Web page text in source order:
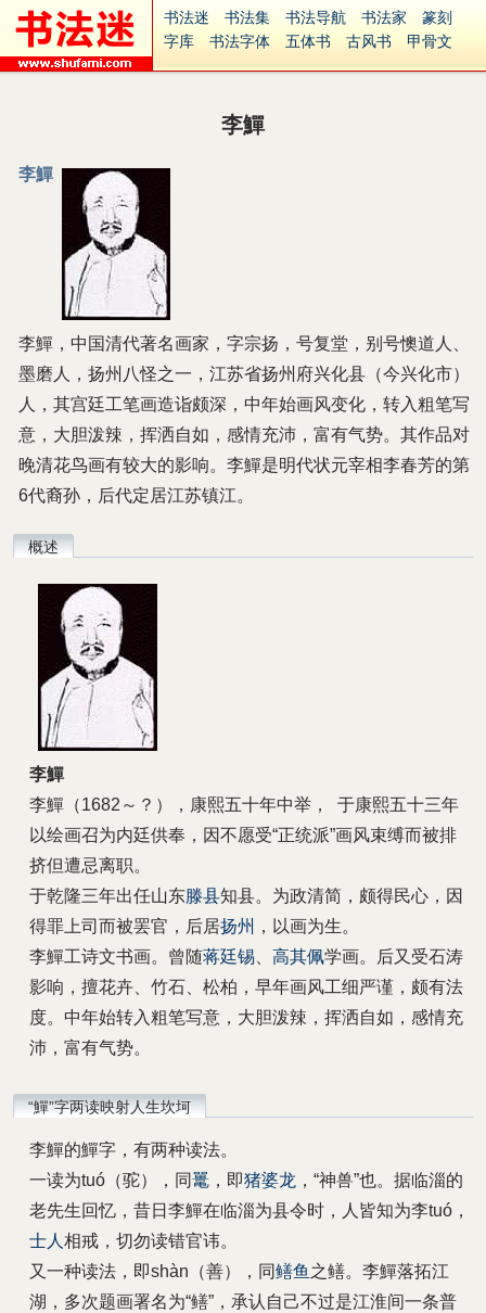
书法迷 书法集 书法导航 书法家
篆刻
字库
书法字体 五体书 古风书
甲骨文
字形 大字
中医 象棋
李鱓
李鱓
李鱓，中国清代著名画家，字宗扬，号复堂，别号懊道人、
墨磨人，扬州八怪之一，江苏省扬州府兴化县（今兴化市）
人，其宫廷工笔画造诣颇深，中年始画风变化，转入粗笔写
意，大胆泼辣，挥洒自如，感情充沛，富有气势。其作品对
晚清花鸟画有较大的影响。李鱓是明代状元宰相李春芳的第
6代裔孙，后代定居江苏镇江。
概述
李鱓
李鱓（1682～？），康熙五十年中举， 于康熙五十三年
以绘画召为内廷供奉，因不愿受“正统派”画风束缚而被排
挤但遭忌离职。
于乾隆三年出任山东滕县知县。为政清简，颇得民心，因
得罪上司而被罢官，后居扬州 ，以画为生。
李鱓工诗文书画。曾随蒋廷锡 高其佩学画。后又受石涛
影响，擅花卉、竹石、松柏，早年画风工细严谨，颇有法
度。中年始转入粗笔写意，大胆泼辣，挥洒自如，感情充
沛，富有气势。
“鱓”字两读映射人生坎坷
李鱓的鱓字，有两种读法。
一读为tuó（驼），同鼍 ，即猪婆龙 ，“神兽”也。据临淄的
老先生回忆，昔日李鱓在临淄为县令时，人皆知为李tuó，
士人 相戒，切勿读错官讳。
又一种读法，即shàn（善），同鳝鱼 之鳝。李鱓落拓江
湖，多次题画署名为“鳝”，承认自己不过是江淮间一条普